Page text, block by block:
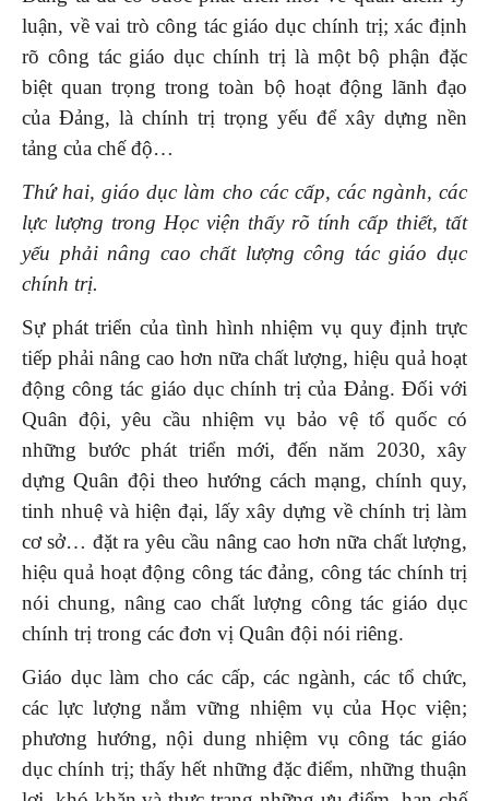
luận, về vai trò công tác giáo dục chính trị; xác định
rõ công tác giáo dục chính trị là một bộ phận đặc
biệt quan trọng trong toàn bộ hoạt động lãnh đạo
của Đảng, là chính trị trọng yếu để xây dựng nền
tảng của chế độ…
Thứ hai, giáo dục làm cho các cấp, các ngành, các
lực lượng trong Học viện thấy rõ tính cấp thiết, tất
yếu phải nâng cao chất lượngcông tác giáo dục
chính trị.
Sự phát triển của tình hình nhiệm vụ quy định trực
tiếp phải nâng cao hơn nữa chất lượng, hiệu quả hoạt
động công tác giáo dục chính trị của Đảng. Đối với
Quân đội, yêu cầu nhiệm vụ bảo vệ tổ quốc có
những bước phát triển mới, đến năm 2030, xây
dựng Quân đội theo hướng cách mạng, chính quy,
tinh nhuệ và hiện đại, lấy xây dựng về chính trị làm
cơ sở… đặt ra yêu cầu nâng cao hơn nữa chất lượng,
hiệu quả hoạt động công tác đảng, công tác chính trị
nói chung, nâng cao chất lượng công tác giáo dục
chính trị trong các đơn vị Quân đội nói riêng.
Giáo dục làm cho các cấp, các ngành, các tổ chức,
các lực lượng nắm vững nhiệm vụ của Học viện;
phương hướng, nội dung nhiệm vụ công tác giáo
dục chính trị; thấy hết những đặc điểm, những thuận